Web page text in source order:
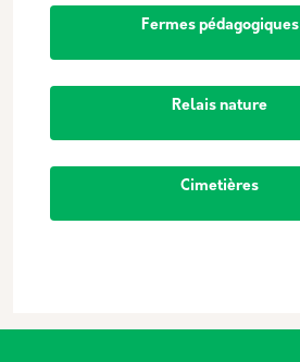
Fermes pédagogiques
Relais nature
Cimetières